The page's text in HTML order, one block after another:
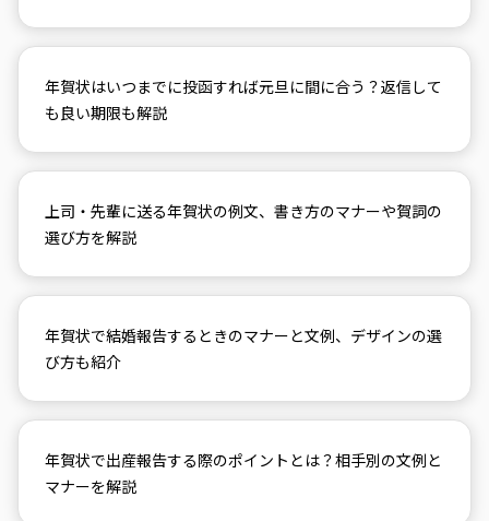
年賀状はいつまでに投函すれば元旦に間に合う？返信して
も良い期限も解説
上司・先輩に送る年賀状の例文、書き方のマナーや賀詞の
選び方を解説
年賀状で結婚報告するときのマナーと文例、デザインの選
び方も紹介
年賀状で出産報告する際のポイントとは？相手別の文例と
マナーを解説